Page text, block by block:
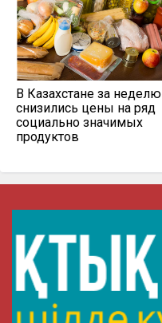
В Казахстане за неделю
снизились цены на ряд
социально значимых
продуктов